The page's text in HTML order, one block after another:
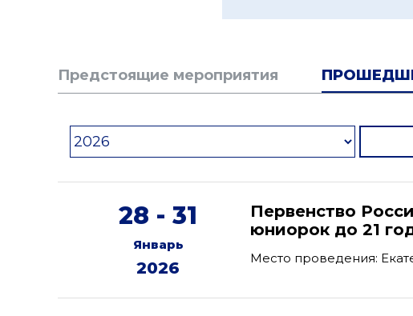
Предстоящие мероприятия
28 - 31
Январь
2026
Первенство
юниорок до 21
Место проведения: